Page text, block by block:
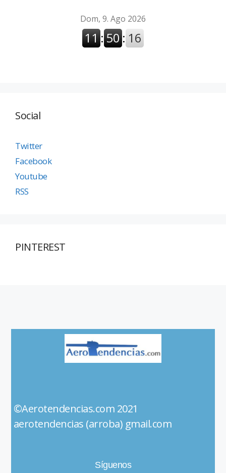
Social
Twitter
Facebook
Youtube
RSS
PINTEREST
©Aerotendencias.com 2021
aerotendencias (arroba) gmail.com
Síguenos